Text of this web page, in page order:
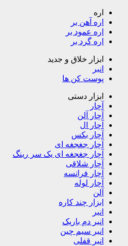
اره
اره آهن بر
اره عمود بر
اره گرد بر
ابزار خلاق و جدید
انبر
پوست کن ها
ابزار دستی
آچار
آچار آلن
آچار ال
آچار بکس
آچار جغجغه ای
آچار جغجغه ای یک سر رینگ
آچار شلاقی
آچار فرانسه
آچار لوله
آلن
ابزار چند کاره
انبر
انبر دم باریک
انبر سیم چین
انبر قفلی